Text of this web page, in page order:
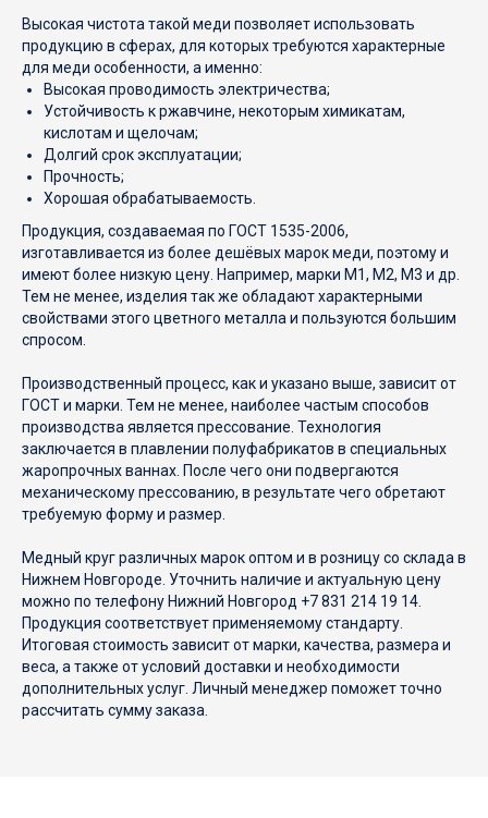
Высокая чистота такой меди позволяет использовать
продукцию в сферах, для которых требуются характерные
для меди особенности, а именно:
Высокая проводимость электричества;
Устойчивость к ржавчине, некоторым химикатам,
кислотам и щелочам;
Долгий срок эксплуатации;
Прочность;
Хорошая обрабатываемость.
Продукция, создаваемая по ГОСТ 1535-2006,
изготавливается из более дешёвых марок меди, поэтому и
имеют более низкую цену. Например, марки М1, М2, М3 и др.
Тем не менее, изделия так же обладают характерными
свойствами этого цветного металла и пользуются большим
спросом.
Производственный процесс, как и указано выше, зависит от
ГОСТ и марки. Тем не менее, наиболее частым способов
производства является прессование. Технология
заключается в плавлении полуфабрикатов в специальных
жаропрочных ваннах. После чего они подвергаются
механическому прессованию, в результате чего обретают
требуемую форму и размер.
Медный круг различных марок оптом и в розницу со склада в
Нижнем Новгороде. Уточнить наличие и актуальную цену
можно по телефону Нижний Новгород +7 831 214 19 14.
Продукция соответствует применяемому стандарту.
Итоговая стоимость зависит от марки, качества, размера и
веса, а также от условий доставки и необходимости
дополнительных услуг. Личный менеджер поможет точно
рассчитать сумму заказа.
обратиться к представителю ООО «МЕТАЛЛОСТРОЙ»
любым удобным способом.